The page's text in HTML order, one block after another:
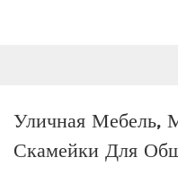
Уличная Мебель,
Скамейки Для